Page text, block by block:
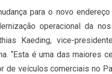
para o novo
operacional da
Kaeding, vice-
“Esta é uma das maiores
de veículos comerciais no